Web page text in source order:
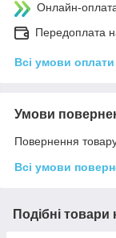
Онлайн-
Передоплата
Всі умови оплати
Умови
Повернення
Всі умови
Подібні товари